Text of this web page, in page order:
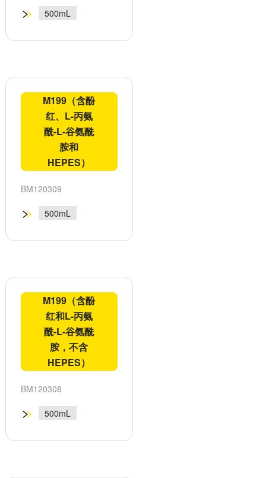
500mL
M199（含酚
红、L-丙氨
酰-L-谷氨酰
胺和
HEPES）
BM120309
500mL
M199（含酚
红和L-丙氨
酰-L-谷氨酰
胺，不含
HEPES）
BM120308
500mL